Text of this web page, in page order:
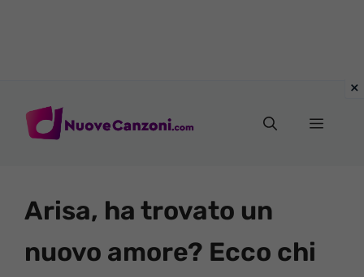
Menu
Arisa, ha trovato un
nuovo amore? Ecco chi